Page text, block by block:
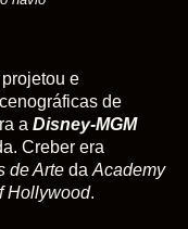
e
de
a Disney-MGM
Creber era
de Arte da Academy
Hollywood.